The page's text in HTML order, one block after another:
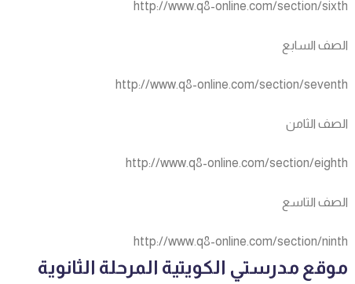
http://www.q8-online.com/section/sixth
الصف السابع
http://www.q8-online.com/section/seventh
الصف الثامن
http://www.q8-online.com/section/eighth
الصف التاسع
http://www.q8-online.com/section/ninth
موقع مدرستي الكويتية المرحلة الثانوية